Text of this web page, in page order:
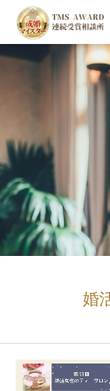
婚
HOME
お見合い婚活
資料請求・
成婚者の
婚活ブログ